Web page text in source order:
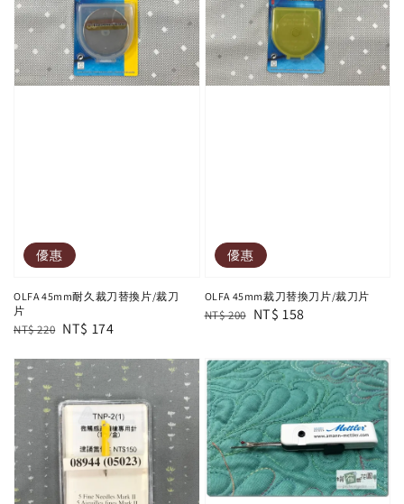
優惠
OLFA 45mm耐久裁刀替換片/裁刀
片
Regular
NT$ 220 Sale
NT$ 174
優惠
OLFA 45mm裁刀替換刀片/裁刀片
Regular
NT$ 200 Sale
NT$ 158